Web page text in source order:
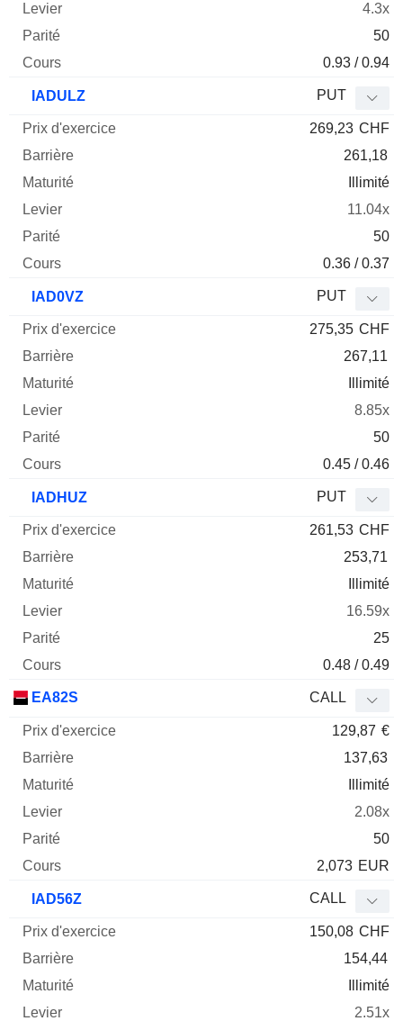
4.3x
50
0.93 / 0.94
IADULZ PUT
269,23 CHF
261,18
Illimité
11.04x
50
0.36 / 0.37
IAD0VZ PUT
275,35 CHF
267,11
Illimité
8.85x
50
0.45 / 0.46
IADHUZ PUT
261,53 CHF
253,71
Illimité
16.59x
25
0.48 / 0.49
EA82S CALL
129,87 €
137,63
Illimité
2.08x
50
2,073 EUR
IAD56Z CALL
150,08 CHF
154,44
Illimité
2.51x